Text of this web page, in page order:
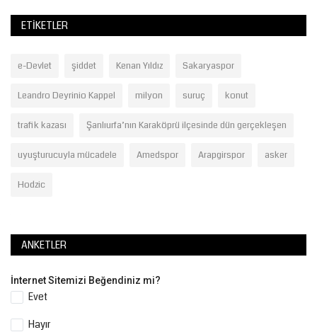
ETIKETLER
e-Devlet şiddet Kenan Yıldız Sakaryaspor
Leandro Deyrinio Kappel milyon suruç konut
trafik kazası Şanlıurfa’nın Karaköprü ilçesinde dün gerçekleşen
uyuşturucuyla mücadele Amedspor Arapgirspor asker
Hodzic
ANKETLER
İnternet Sitemizi Beğendiniz mi?
Evet
Hayır